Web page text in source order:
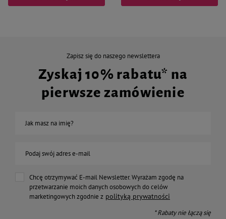
Zapisz się do naszego newslettera
Zyskaj 10% rabatu* na
pierwsze zamówienie
Jak masz na imię?
Podaj swój adres e-mail
Chcę otrzymywać E-mail Newsletter. Wyrażam zgodę na
przetwarzanie moich danych osobowych do celów
marketingowych zgodnie z polityką prywatności
* Rabaty nie łączą się